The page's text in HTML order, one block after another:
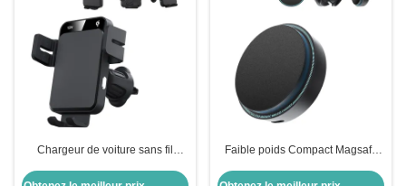
Chargeur de voiture sans fil
pince automatique à réglage
Faible poids Compact Magsafe
Légère Magsafe Monture de